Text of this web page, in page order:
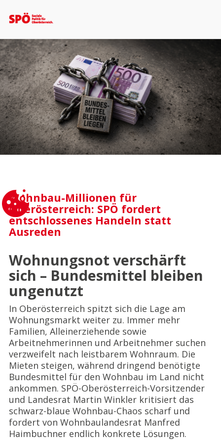
Wohnbau-Millionen für
Oberösterreich: SPÖ fordert
entschlossenes Handeln statt
Ausreden
Wohnungsnot verschärft
sich – Bundesmittel bleiben
ungenutzt
In Oberösterreich spitzt sich die Lage am
Wohnungsmarkt weiter zu. Immer mehr
Familien, Alleinerziehende sowie
Arbeitnehmerinnen und Arbeitnehmer suchen
verzweifelt nach leistbarem Wohnraum. Die
Mieten steigen, während dringend benötigte
Bundesmittel für den Wohnbau im Land nicht
ankommen. SPÖ-Oberösterreich-Vorsitzender
und Landesrat Martin Winkler kritisiert das
schwarz-blaue Wohnbau-Chaos scharf und
fordert von Wohnbaulandesrat Manfred
Haimbuchner endlich konkrete Lösungen.